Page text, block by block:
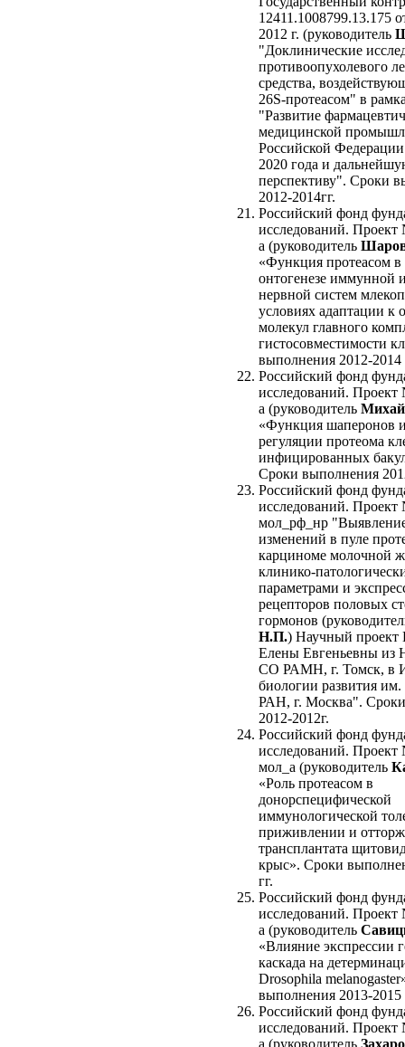
12411.1008799.13.175
2012 г. (руководитель
"Доклинические
противоопухолевого
средства,
26S-протеасом" в
"Развитие
медицинской
Российской
2020 года и
перспективу". Сроки
2012-2014гг.
Российский фонд
исследований.
а (руководитель
«Функция протеасом в
онтогенезе иммунной
нервной систем
условиях адаптации к
молекул главного
гистосовместимости
выполнения 2012-2014
Российский фонд
исследований.
а (руководитель
«Функция шаперонов
регуляции протеома
инфицированных
Сроки выполнения
Российский фонд
исследований.
мол_рф_нр
изменений в пуле
карциноме молочной
клинико-
параметрами и
рецепторов половых
гормонов
Н.П.) Научный
Елены Евгеньевны из
СО РАМН, г. Томск, в
биологии развития
РАН, г. Москва".
2012-2012г.
Российский фонд
исследований.
мол_а (руководитель
«Роль протеасом в
донорспецифической
иммунологической
приживлении и
трансплантата
крыс». Сроки
гг.
Российский фонд
исследований.
а (руководитель
«Влияние экспрессии
каскада на
Drosophila
выполнения 2013-2015
Российский фонд
исследований.